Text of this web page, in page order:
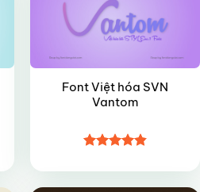
Font Việt hóa SVN
Vantom
hạng4.85
5 sao